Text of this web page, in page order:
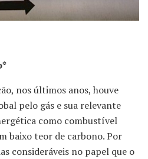
nos últimos anos, houve
pelo gás e sua relevante
como combustível
baixo teor de carbono. Por
consideráveis no papel que o